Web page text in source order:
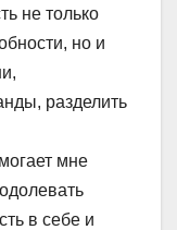
не только
но и
разделить
мне
в себе и